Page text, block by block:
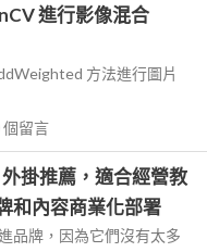
進行影像混合
方法進行圖片
個留言
掛推薦，適合經營教
和內容商業化部署
品牌，因為它們沒有太多